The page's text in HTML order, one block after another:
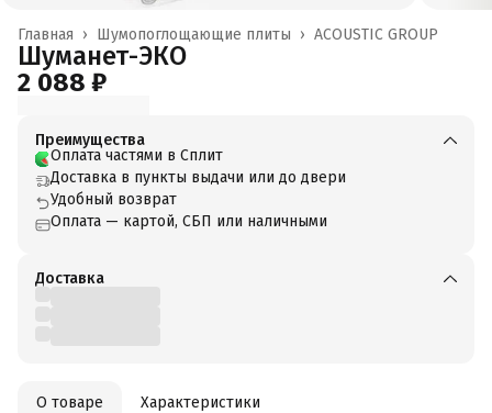
ACOUSTIC GROUP
Шумопоглощающие плиты ›
Главная ›
Шуманет-ЭКО
2 088 ₽
Преимущества
Оплата частями в Сплит
Доставка в пункты выдачи или до двери
Удобный возврат
Оплата — картой, СБП или наличными
Доставка
О товаре Характеристики